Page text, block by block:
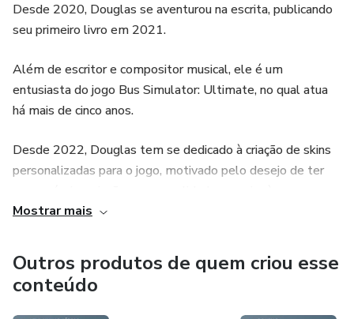
Desde 2020, Douglas se aventurou na escrita, publicando
seu primeiro livro em 2021.
Além de escritor e compositor musical, ele é um
entusiasta do jogo Bus Simulator: Ultimate, no qual atua
há mais de cinco anos.
Desde 2022, Douglas tem se dedicado à criação de skins
personalizadas para o jogo, motivado pelo desejo de ter
disponíveis na internet.
ensinar, refletindo sua paixão pela escrita e pela
criatividade.
Mostrar mais
Outros produtos de quem criou esse
conteúdo